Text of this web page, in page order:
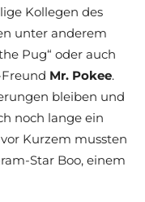
Kollegen des
unter anderem
Pug“ oder auch
Mr. Pokee.
bleiben und
noch lange ein
Kurzem mussten
Star Boo, einem